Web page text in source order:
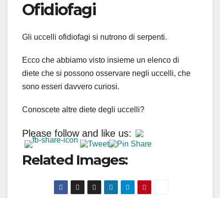
Ofidiofagi
Gli uccelli ofidiofagi si nutrono di serpenti.
Ecco che abbiamo visto insieme un elenco di
diete che si possono osservare negli uccelli, che
sono esseri davvero curiosi.
Conoscete altre diete degli uccelli?
Please follow and like us:
Related Images: